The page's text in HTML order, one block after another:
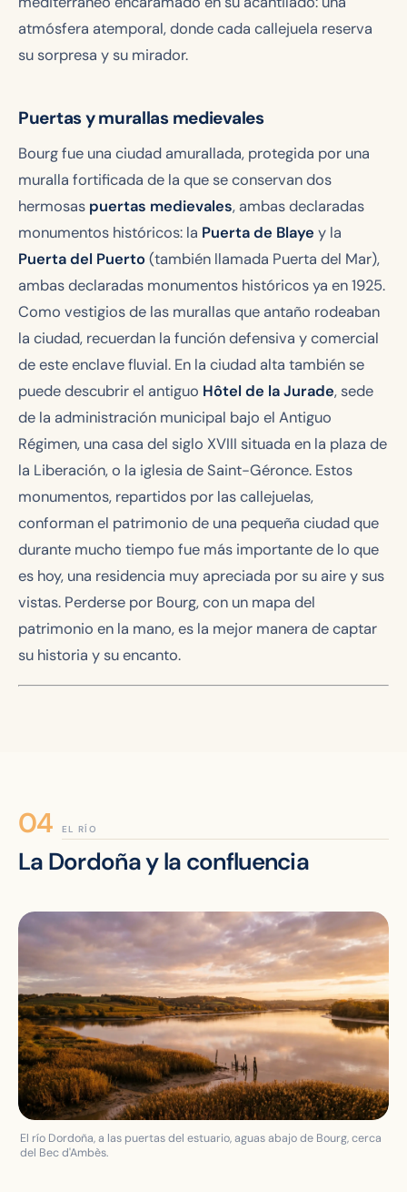
atmósfera atemporal, donde cada callejuela reserva
su sorpresa y su mirador.
Puertas y murallas medievales
Bourg fue una ciudad amurallada, protegida por una
muralla fortificada de la que se conservan dos
hermosas puertas medievales, ambas declaradas
monumentos históricos: la Puerta de Blaye y la
Puerta del Puerto(también llamada Puerta del Mar),
ambas declaradas monumentos históricos ya en 1925.
Como vestigios de las murallas que antaño rodeaban
la ciudad, recuerdan la función defensiva y comercial
de este enclave fluvial. En la ciudad alta también se
puede descubrir el antiguo Hôtel de la Jurade, sede
de la administración municipal bajo el Antiguo
Régimen, una casa del siglo XVIII situada en la plaza de
la Liberación, o la iglesia de Saint-Géronce. Estos
monumentos, repartidos por las callejuelas,
conforman el patrimonio de una pequeña ciudad que
durante mucho tiempo fue más importante de lo que
es hoy, una residencia muy apreciada por su aire y sus
vistas. Perderse por Bourg, con un mapa del
patrimonio en la mano, es la mejor manera de captar
su historia y su encanto.
EL RÍO
La Dordoña y la confluencia
El río Dordoña, a las puertas del estuario, aguas abajo de Bourg, cerca
del Bec d'Ambès.